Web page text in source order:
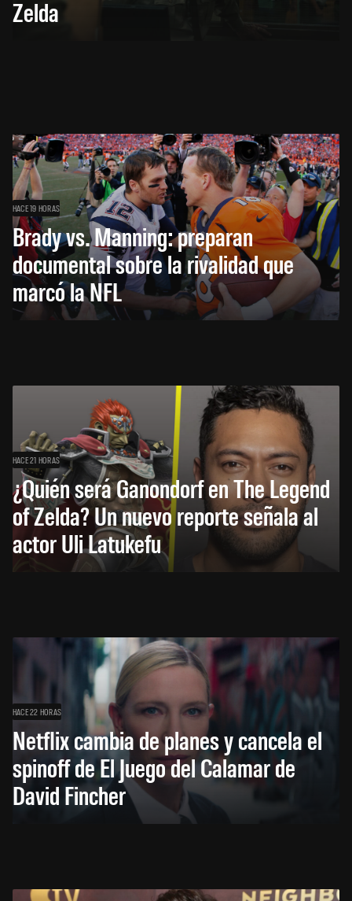
Zelda
HACE 19 HORAS
Brady vs. Manning: preparan
documental sobre la rivalidad que
marcó la NFL
HACE 21 HORAS
¿Quién será Ganondorf en The Legend
of Zelda? Un nuevo reporte señala al
actor Uli Latukefu
HACE 22 HORAS
Netflix cambia de planes y cancela el
spinoff de El Juego del Calamar de
David Fincher